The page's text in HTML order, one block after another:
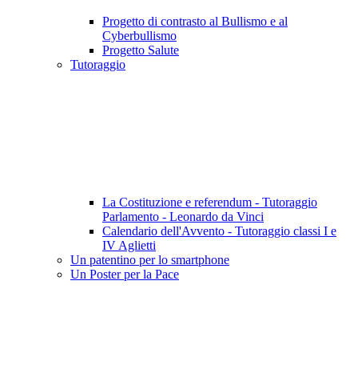
Progetto di contrasto al Bullismo e al
Cyberbullismo
Progetto Salute
Tutoraggio
La Costituzione e referendum - Tutoraggio
Parlamento - Leonardo da Vinci
Calendario dell'Avvento - Tutoraggio classi I e
IV Aglietti
Un patentino per lo smartphone
Un Poster per la Pace